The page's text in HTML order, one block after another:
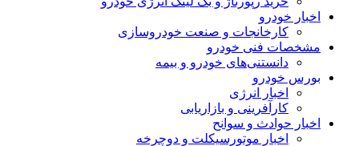
اخبار خودرو
کارخانجات و صنعت خودروسازی
مشخصات فنی خودرو
دانستنی‌های خودرو و بیمه
بورس خودرو
اخبار انرژی
کارآفرینی و بازاریابی
اخبار حوادث و سوانح
اخبار موتورسیکلت و دوچرخه